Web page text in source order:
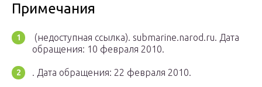
Примечания
(недоступная ссылка). submarine.narod.ru. Дата
обращения: 10 февраля 2010.
. Дата обращения: 22 февраля 2010.